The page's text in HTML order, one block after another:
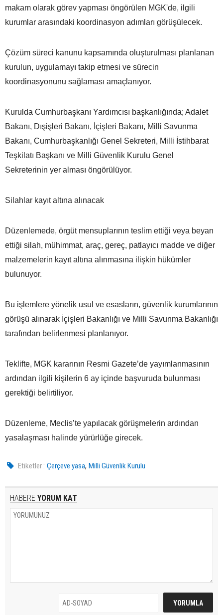
makam olarak görev yapması öngörülen MGK'de, ilgili
kurumlar arasındaki koordinasyon adımları görüşülecek.
Çözüm süreci kanunu kapsamında oluşturulması planlanan
kurulun, uygulamayı takip etmesi ve sürecin
koordinasyonunu sağlaması amaçlanıyor.
Kurulda Cumhurbaşkanı Yardımcısı başkanlığında; Adalet
Bakanı, Dışişleri Bakanı, İçişleri Bakanı, Milli Savunma
Bakanı, Cumhurbaşkanlığı Genel Sekreteri, Milli İstihbarat
Teşkilatı Başkanı ve Milli Güvenlik Kurulu Genel
Sekreterinin yer alması öngörülüyor.
Silahlar kayıt altına alınacak
Düzenlemede, örgüt mensuplarının teslim ettiği veya beyan
ettiği silah, mühimmat, araç, gereç, patlayıcı madde ve diğer
malzemelerin kayıt altına alınmasına ilişkin hükümler
bulunuyor.
Bu işlemlere yönelik usul ve esasların, güvenlik kurumlarının
görüşü alınarak İçişleri Bakanlığı ve Milli Savunma Bakanlığı
tarafından belirlenmesi planlanıyor.
Teklifte, MGK kararının Resmi Gazete’de yayımlanmasının
ardından ilgili kişilerin 6 ay içinde başvuruda bulunması
gerektiği belirtiliyor.
Düzenleme, Meclis’te yapılacak görüşmelerin ardından
yasalaşması halinde yürürlüğe girecek.
Etiketler : Çerçeve yasa,Milli Güvenlik Kurulu
HABERE YORUM KAT